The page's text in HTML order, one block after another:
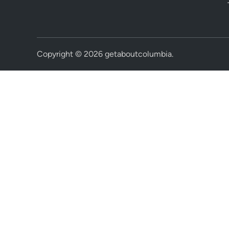
Copyright © 2026 getaboutcolumbia.